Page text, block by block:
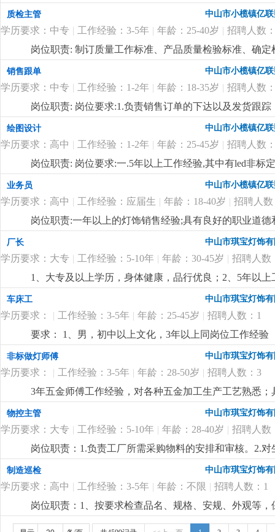
与制定公司销售中长期规划，依据公司整体销售目标年
程，完成销售任务；3、负责销售团队管理和建设，对
任职要求：1、本科或以上学历，品行端正、要求有良
关能力，具有一定的市场分析和客户布局等市场营销理
作经验，两年以上同职位管理工作经验，有led线形照
16年的企业，定位高端，应聘者需具备独特的营销理念
迎志同道合的有识之士加入。有梦想，有激情，躺平者
质检主管 中山市小榄镇亿
学历要求：中专 | 工作经验：3-5年 | 年龄：25-40岁 | 招聘人数
岗位职责: 制订质量工作标准、产品质量检验标准、确
全过程的质量管理工作，对所承担的工作负责；岗位要
货、索赔等异常处理，组织相关部门调查、分析协调各
料、半成品、成品的抽检及产线上的操作工艺流程进行
领导交代的各项工作任务；更详细...
销售跟单 中山市小榄镇亿
学历要求：中专 | 工作经验：1-2年 | 年龄：18-35岁 | 招聘人数
岗位职责: 岗位要求:1.负责销售订单的下达以及发货跟
账款的回收跟进；4.负责客户投诉的信息接口传递工作
更新维护等等；
绘图设计 中山市小榄镇亿
学历要求：高中 | 工作经验：1-2年 | 年龄：25-45岁 | 招聘人数
岗位职责: 岗位要求:一.5年以上工作经验,其中有led非标
pro/e或solidworks等相关设计软件。4.认识灯具制作流
势,能够自立完成电子或者结构设计;5.具有良好的交流
际关系良好,听从管理顾全大局;主要负责新产品项目的
有需求的人士，欢迎加入我们的团队！更详细...
业务员 中山市小榄镇亿
学历要求：高中 | 工作经验：应届生 | 年龄：18-40岁 | 招聘人数
岗位职责:一年以上的灯饰销售经验;具有良好的职业道
通，具有良好的市场开发能力，熟悉电脑操作及相关软
厂长 中山市琪宝灯饰
学历要求：大专 | 工作经验：5-10年 | 年龄：30-45岁 | 招聘人数
1、大专及以上学历，身体健康，品行优良；2、5年以
达能力强，思维敏捷，员工激励手法熟练；4、有
定的培训能力，指导帮助下属成长经验丰富；更详细 ...
车床工 中山市琪宝灯饰
学历要求： | 工作经验：3-5年 | 年龄：25-45岁 | 招聘人数：1
要求： 1、男，初中以上文化，3年以上同岗位工作经
程灯饰厂工作经验优先。更详细...
非标做灯师傅 中山市琪宝灯饰
学历要求： | 工作经验：3-5年 | 年龄：28-50岁 | 招聘人数：3
3年五金师傅工作经验，对各种五金加工生产工艺熟悉
尽快想出解决方案。更详细...
物控主管 中山市琪宝灯饰
学历要求：大专 | 工作经验：5-10年 | 年龄：28-40岁 | 招聘人数
岗位职责：1.负责工厂所需采购物料的安排和审核。2.
了解。4.负责采购员、计划员和车辆的管理。5.监督车
历，电脑精通；2.5年以上非标工程灯饰企业计划管理
控制能力，有较强的管理、组织、协调、沟通能力；4.
制造巡检 中山市琪宝灯饰
学历要求：高中 | 工作经验：3-5年 | 年龄：不限 | 招聘人数：1
岗位职责：1、按要求检查品名、规格、安规、外观等
悉酒店工程灯饰结构、安规要求，整体效果，表面加工